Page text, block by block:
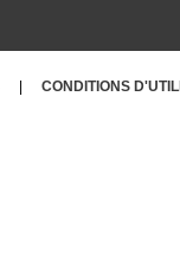
CONDITIONS